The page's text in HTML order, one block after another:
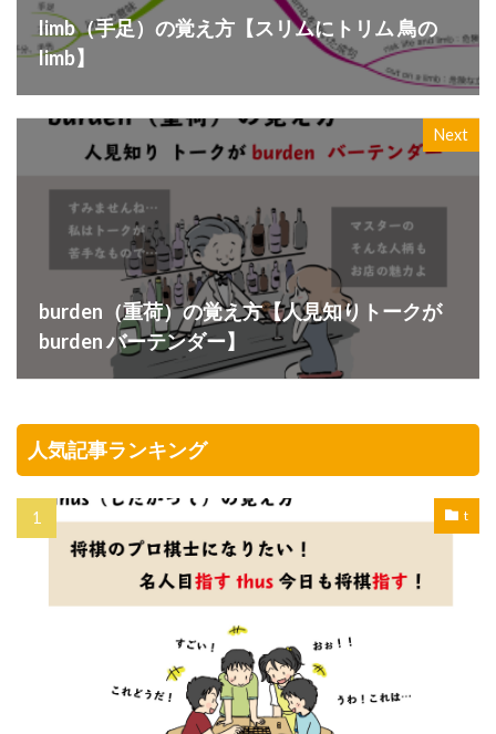
limb（手足）の覚え方【スリムにトリム 鳥の
limb】
Next
burden（重荷）の覚え方【人見知りトークが
burden バーテンダー】
人気記事ランキング
t